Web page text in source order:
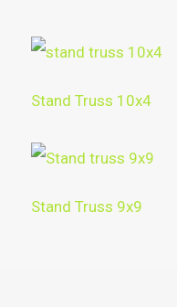
Stand Truss 10x4
Stand Truss 9x9